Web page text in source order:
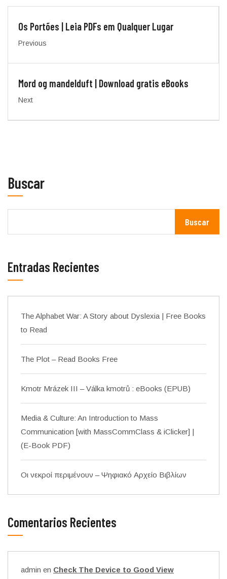
Os Portões | Leia PDFs em Qualquer Lugar
Previous
Mord og mandelduft | Download gratis eBooks
Next
Buscar
Buscar
Entradas Recientes
The Alphabet War: A Story about Dyslexia | Free Books
to Read
The Plot – Read Books Free
Kmotr Mrázek III – Válka kmotrů : eBooks (EPUB)
Media & Culture: An Introduction to Mass
Communication [with MassCommClass & iClicker] |
(E-Book PDF)
Οι νεκροί περιμένουν – Ψηφιακό Αρχείο Βιβλίων
Comentarios Recientes
admin en Check The Device to Good View